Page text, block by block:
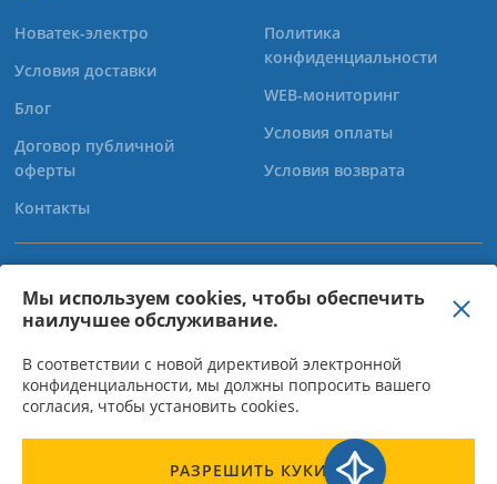
Мы используем cookies, чтобы обеспечить
наилучшее обслуживание.
В соответствии с новой директивой электронной
конфиденциальности, мы должны попросить вашего
согласия, чтобы установить cookies.
РАЗРЕШИТЬ КУКИ
Новатек-электро
Условия доставки
Блог
Договор публичной
оферты
Контакты
Политика
конфиденциальности
WEB-мониторинг
Условия оплаты
Условия возврата
+38 (067) 565-37-68
+38 (050) 359-39-11
ООО "Новатек Электро" - Директор Богачов О.М, ІНН 310950015523,
КОД ОКПО 31095003